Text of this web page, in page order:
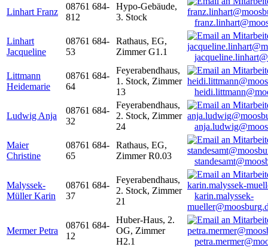
Linhart Franz
08761 684-
812
Hypo-Gebäude,
3. Stock
Linhart
Jacqueline
08761 684-
53
Rathaus, EG,
Zimmer G1.1
Littmann
Heidemarie
08761 684-
64
Feyerabendhaus,
1. Stock, Zimmer
13
Ludwig Anja
08761 684-
32
Feyerabendhaus,
2. Stock, Zimmer
24
Maier
Christine
08761 684-
65
Rathaus, EG,
Zimmer R0.03
Malyssek-
Müller Karin
08761 684-
37
Feyerabendhaus,
2. Stock, Zimmer
21
karin.malyssek-
Mermer Petra
08761 684-
12
Huber-Haus, 2.
OG, Zimmer
H2.1